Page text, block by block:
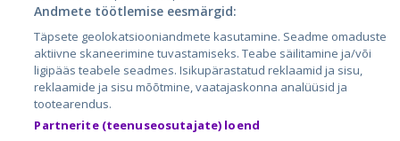
City24.lv
City24.ee
GetaPro.lv
GetaPro.ee
Skelbiu.lt
Autoplius.lt
CVbankas.lt
Kainos.lt
Paslaugos.lt
auto24.ee
Osta.ee
Andmete töötlemise eesmärgid:
Täpsete geolokatsiooniandmete kasutamine. Seadme omaduste
aktiivne skaneerimine tuvastamiseks. Teabe säilitamine ja/või
ligipääs teabele seadmes. Isikupärastatud reklaamid ja sisu,
reklaamide ja sisu mõõtmine, vaatajaskonna analüüsid ja
tootearendus.
Partnerite (teenuseosutajate) loend